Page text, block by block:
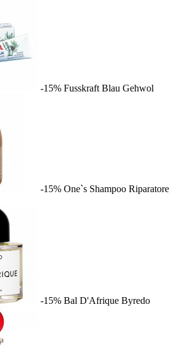
-15% Fusskraft Blau Gehwol
-15% One`s Shampoo Riparatore
-15% Bal D'Afrique Byredo